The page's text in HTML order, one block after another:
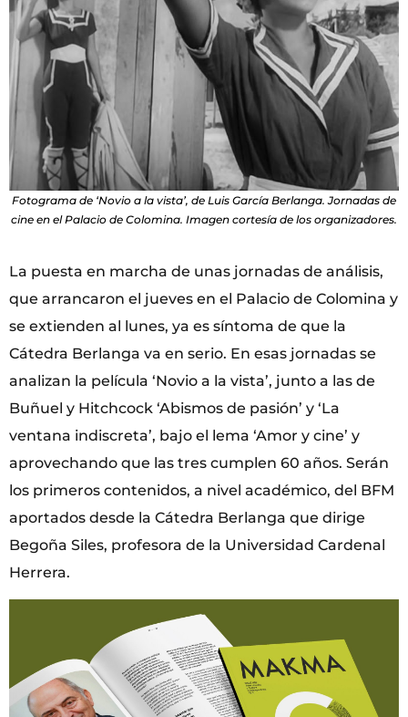
Fotograma de ‘Novio a la vista’, de Luis García Berlanga. Jornadas de
cine en el Palacio de Colomina. Imagen cortesía de los organizadores.
La puesta en marcha de unas jornadas de análisis,
que arrancaron el jueves en el Palacio de Colomina y
se extienden al lunes, ya es síntoma de que la
Cátedra Berlanga va en serio. En esas jornadas se
analizan la película ‘Novio a la vista’, junto a las de
Buñuel y Hitchcock ‘Abismos de pasión’ y ‘La
ventana indiscreta’, bajo el lema ‘Amor y cine’ y
aprovechando que las tres cumplen 60 años. Serán
los primeros contenidos, a nivel académico, del BFM
aportados desde la Cátedra Berlanga que dirige
Begoña Siles, profesora de la Universidad Cardenal
Herrera.